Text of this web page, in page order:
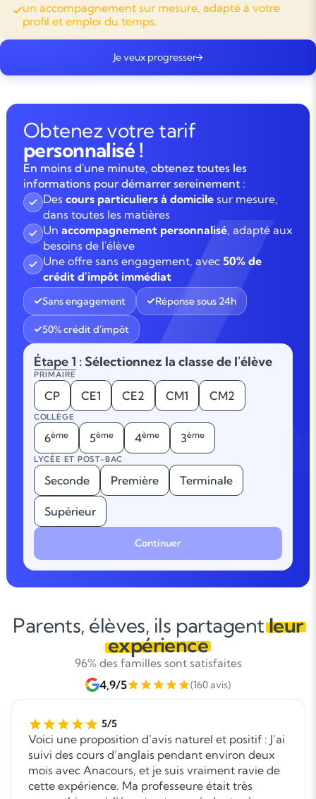
un accompagnement sur mesure, adapté à votre
profil et emploi du temps.
Je veux progresser
Obtenez votre tarif
personnalisé !
En moins d'une minute, obtenez toutes les
informations pour démarrer sereinement :
Des cours particuliers à domicilesur mesure,
dans toutes les matières
Un accompagnement personnalisé, adapté aux
besoins de l'élève
Une offre sans engagement, avec 50% de
crédit d'impôt immédiat
Sans engagement Réponse sous 24h
50% crédit d'impôt
Étape 1 : Sélectionnez la classe de l'élève
PRIMAIRE
CP CE1 CE2 CM1 CM2
COLLÈGE
6ème 5ème 4ème 3ème
LYCÉE ET POST-BAC
Seconde Première Terminale
Supérieur
Continuer
Parents, élèves, ils partagentleur
expérience
96% des familles sont satisfaites
4,9/5
(160 avis)
5/5
Voici une proposition d’avis naturel et positif : J’ai
suivi des cours d’anglais pendant environ deux
mois avec Anacours, et je suis vraiment ravie de
cette expérience. Ma professeure était très